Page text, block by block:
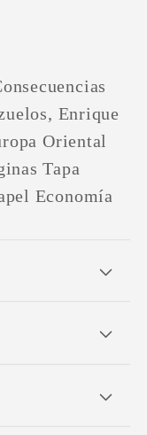
Enrique
Oriental
Tapa
Economía